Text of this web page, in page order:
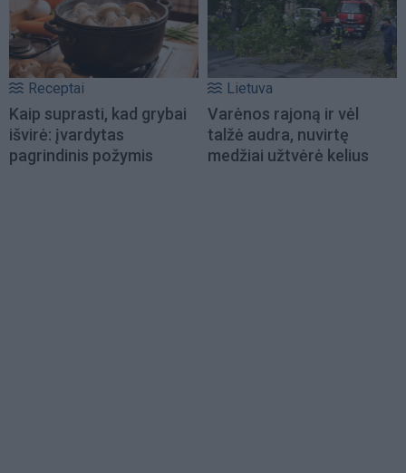
Receptai
Kaip suprasti, kad grybai
išvirė: įvardytas
pagrindinis požymis
Lietuva
Varėnos rajoną ir vėl
talžė audra, nuvirtę
medžiai užtvėrė kelius